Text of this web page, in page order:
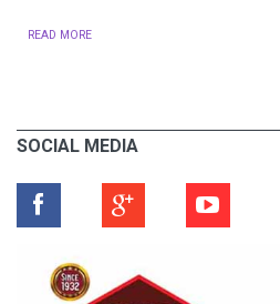
READ MORE
SOCIAL MEDIA